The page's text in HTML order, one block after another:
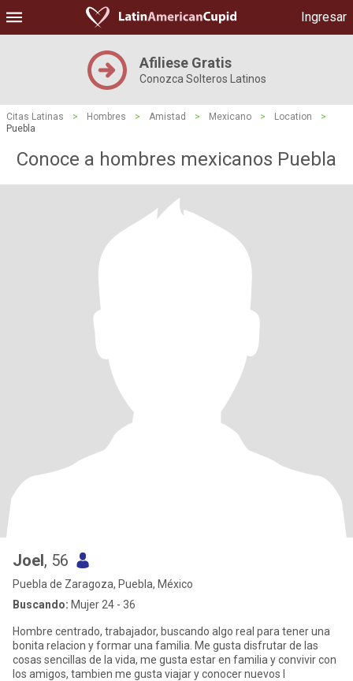
Ingresar
Afiliese Gratis
Conozca Solteros Latinos
Citas Latinas > Hombres > Amistad > Mexicano > Location
>
Puebla
Conoce a hombres mexicanos Puebla
Joel, 56
Puebla de Zaragoza, Puebla, México
Buscando: Mujer 24 - 36
Hombre centrado, trabajador, buscando algo real para tener una
bonita relacion y formar una familia. Me gusta disfrutar de las
cosas sencillas de la vida, me gusta estar en familia y convivir con
los amigos, tambien me gusta viajar y conocer nuevos l